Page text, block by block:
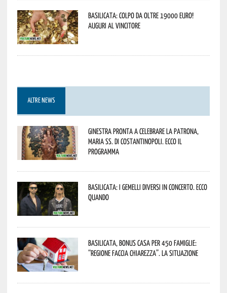
Basilicata: colpo da oltre 19000 Euro!
Auguri al vincitore
ALTRE NEWS
Ginestra pronta a celebrare la Patrona,
Maria SS. di Costantinopoli. Ecco il
programma
Basilicata: i Gemelli DiVersi in concerto. Ecco
quando
Basilicata, Bonus casa per 450 famiglie:
“Regione faccia chiarezza”. La situazione